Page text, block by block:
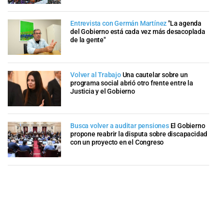
Entrevista con Germán Martínez"La agenda
del Gobierno está cada vez más desacoplada
de la gente"
Volver al TrabajoUna cautelar sobre un
programa social abrió otro frente entre la
Justicia y el Gobierno
Busca volver a auditar pensiones El Gobierno
propone reabrir la disputa sobre discapacidad
con un proyecto en el Congreso